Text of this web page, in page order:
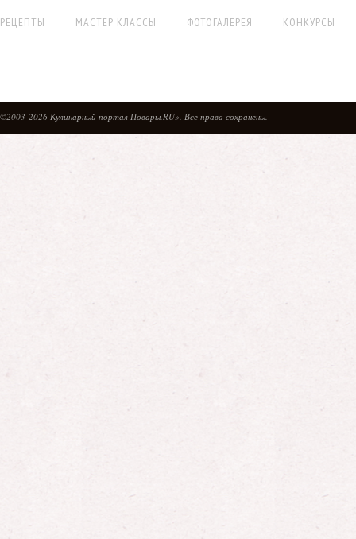
РЕЦЕПТЫ МАСТЕР КЛАССЫ ФОТОГАЛЕРЕЯ КОНКУРСЫ
©2003-2026 Кулинарный портал Повары.RU». Все права сохранены.